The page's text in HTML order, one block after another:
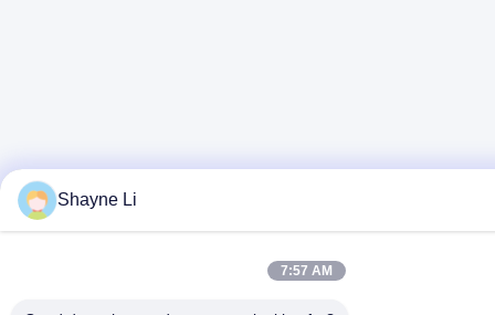
Shayne Li
7:57 AM